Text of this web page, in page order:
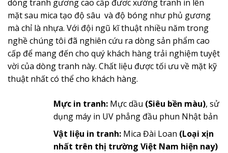
dòng tranh gương cao cấp đươc xưởng tranh in lên
mặt sau mica tạo độ sâu và độ bóng như phủ gương
mà chỉ là nhựa. Với đội ngũ kĩ thuật nhiều năm trong
nghề chúng tôi đã nghiên cứu ra dòng sản phẩm cao
cấp để mang đến cho quý khách hàng trải nghiệm tuyệt
vời của dòng tranh này. Chất liệu được tối ưu về mặt kỹ
thuật nhất có thể cho khách hàng.
Mực in tranh:Mực dầu (Siêu bền màu), sử
dụng máy in UV phẳng đầu phun Nhật bản
Vật liệu in tranh:Mica Đài Loan (Loại xịn
nhất trên thị trường Việt Nam hiện nay)